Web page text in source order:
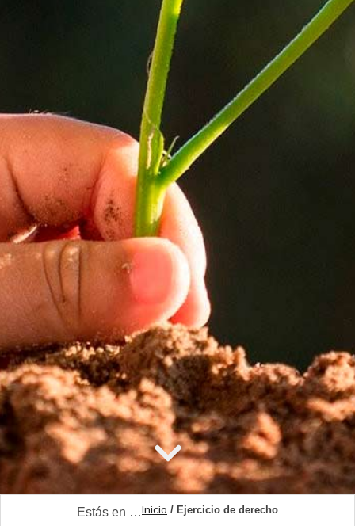
Estás en …Inicio / Ejercicio de derecho